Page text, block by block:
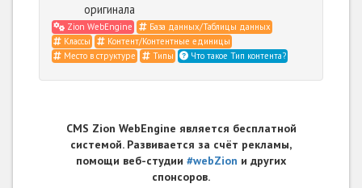
оригинала
Zion WebEngine
База данных/Таблицы данных
Классы
Контент/Контентные единицы
Место в структуре
Типы Что такое Тип контента?
CMS Zion WebEngine является бесплатной
системой. Развивается за счёт рекламы,
помощи веб-студии #webZion и других
спонсоров.